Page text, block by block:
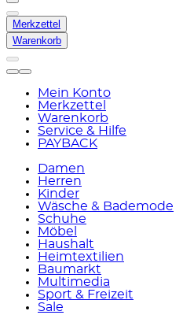
Merkzettel
Warenkorb
Mein Konto
Merkzettel
Warenkorb
Service & Hilfe
PAYBACK
Damen
Herren
Kinder
Wäsche & Bademode
Schuhe
Möbel
Haushalt
Heimtextilien
Baumarkt
Multimedia
Sport & Freizeit
Sale